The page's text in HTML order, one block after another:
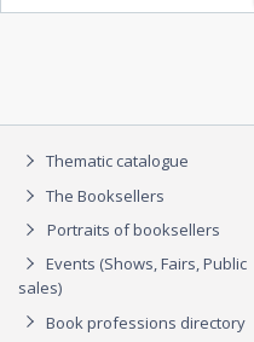
Thematic catalogue
The Booksellers
Portraits of booksellers
Events (Shows, Fairs, Public
sales)
Book professions directory